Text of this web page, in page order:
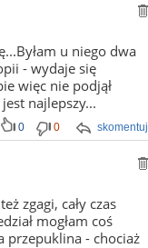
u niego dwa
- wydaje się
więc nie podjął
najlepszy...
skomentuj
0 0
zgagi, cały czas
mogłam coś
przepuklina - chociaż